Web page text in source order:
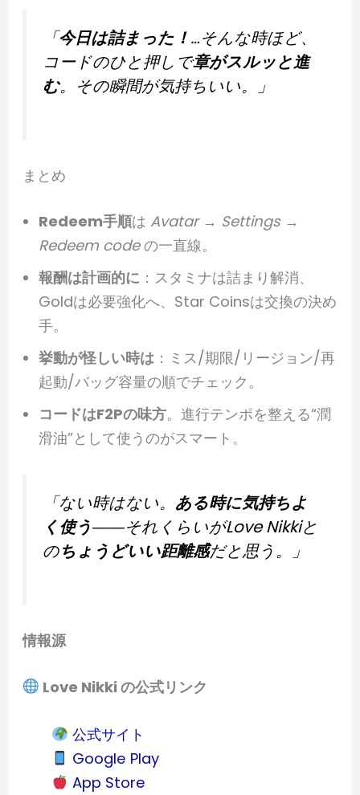
「今日は詰まった！…そんな時ほど、
コードのひと押しで章がスルッと進
む。その瞬間が気持ちいい。」
まとめ
Redeem手順は Avatar → Settings →
Redeem codeの一直線。
報酬は計画的に ：スタミナは詰まり解消、
Goldは必要強化へ、Star Coinsは交換の決め
手。
挙動が怪しい時は ：ミス/期限/リージョン/再
起動/バッグ容量の順でチェック。
コードはF2Pの味方。進行テンポを整える“潤
滑油”として使うのがスマート。
「ない時はない。 ある時に気持ちよ
く使う――それくらいがLove Nikkiと
のちょうどいい距離感だと思う。」
情報源
Love Nikki の公式リンク
公式サイト
Google Play
App Store